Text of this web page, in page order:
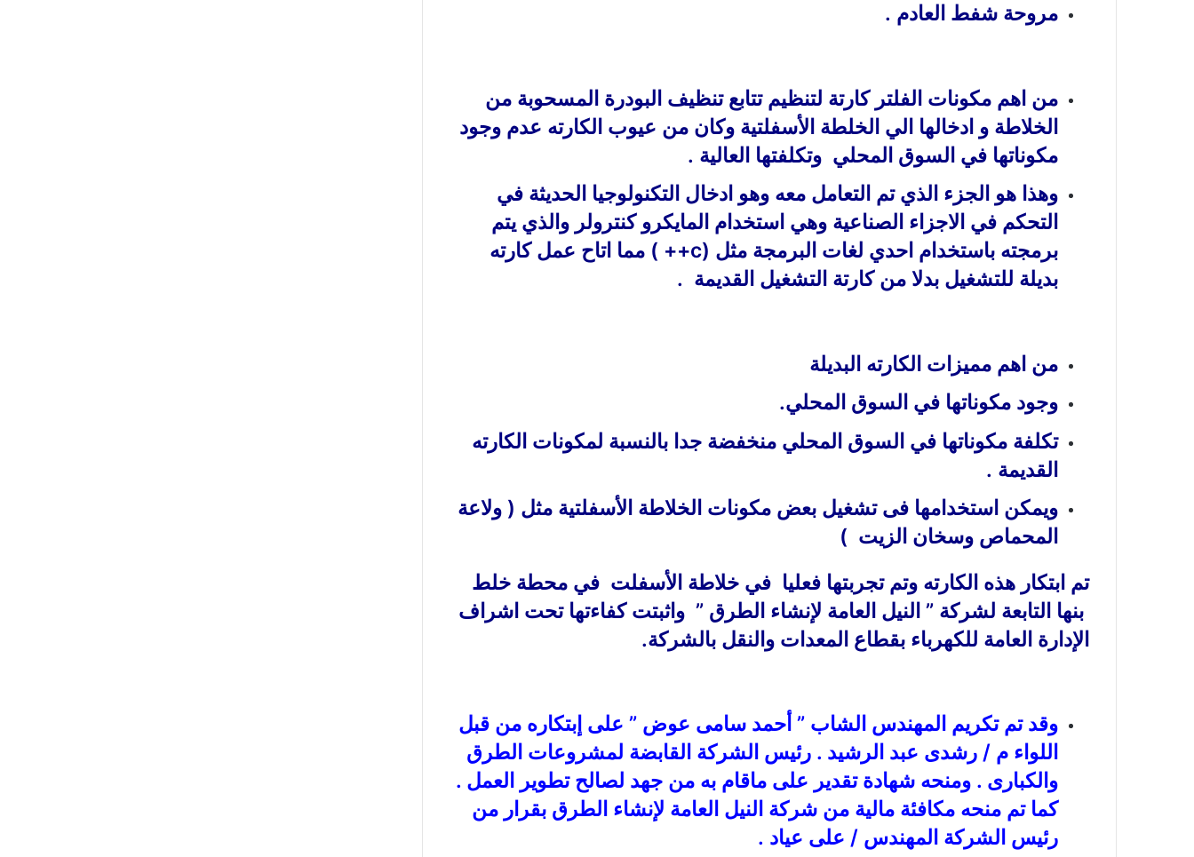
مروحة شفط العادم .
من اهم مكونات الفلتر كارتة لتنظيم تتابع تنظيف البودرة المسحوبة من
الخلاطة و ادخالها الي الخلطة الأسفلتية وكان من عيوب الكارته عدم وجود
مكوناتها في السوق المحلي وتكلفتها العالية .
وهذا هو الجزء الذي تم التعامل معه وهو ادخال التكنولوجيا الحديثة في
التحكم في الاجزاء الصناعية وهي استخدام المايكرو كنترولر والذي يتم
برمجته باستخدام احدي لغات البرمجة مثل (c++ ) مما اتاح عمل كارته
بديلة للتشغيل بدلا من كارتة التشغيل القديمة .
من اهم مميزات الكارته البديلة
وجود مكوناتها في السوق المحلي.
تكلفة مكوناتها في السوق المحلي منخفضة جدا بالنسبة لمكونات الكارته
القديمة .
ويمكن استخدامها فى تشغيل بعض مكونات الخلاطة الأسفلتية مثل ( ولاعة
المحماص وسخان الزيت )
تم ابتكار هذه الكارته وتم تجربتها فعليا في خلاطة الأسفلت في محطة خلط
بنها التابعة لشركة ” النيل العامة لإنشاء الطرق ” واثبتت كفاءتها تحت اشراف
الإدارة العامة للكهرباء بقطاع المعدات والنقل بالشركة.
وقد تم تكريم المهندس الشاب ” أحمد سامى عوض ” على إبتكاره من قبل
اللواء م / رشدى عبد الرشيد . رئيس الشركة القابضة لمشروعات الطرق
والكبارى . ومنحه شهادة تقدير على ماقام به من جهد لصالح تطوير العمل .
كما تم منحه مكافئة مالية من شركة النيل العامة ﻹنشاء الطرق بقرار من
رئيس الشركة المهندس / على عياد .